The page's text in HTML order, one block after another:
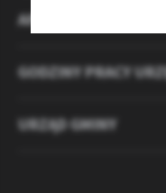
APLIKACJA
GODZINY PRACY
URZĄD GMINY